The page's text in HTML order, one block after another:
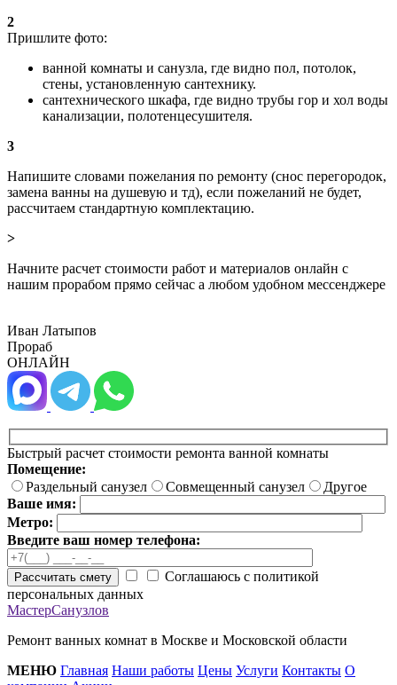
2
Пришлите фото:
ванной комнаты и санузла, где видно пол, потолок,
стены, установленную сантехнику.
сантехнического шкафа, где видно трубы гор и хол воды
канализации, полотенцесушителя.
3
Напишите словами пожелания по ремонту (снос перегородок,
замена ванны на душевую и тд), если пожеланий не будет,
рассчитаем стандартную комплектацию.
>
Начните расчет стоимости работ и материалов онлайн с
нашим прорабом прямо сейчас а любом удобном мессенджере
Иван Латыпов
Прораб
ОНЛАЙН
Быстрый расчет стоимости ремонта ванной комнаты
Помещение:
Раздельный санузел
Совмещенный санузел
Другое
Ваше имя:
Метро:
Введите ваш номер телефона:
Рассчитать смету
Соглашаюсь с политикой
персональных данных
МастерСанузлов
Ремонт ванных комнат в Москве и Московской области
МЕНЮ Главная Наши работы Цены Услуги Контакты О